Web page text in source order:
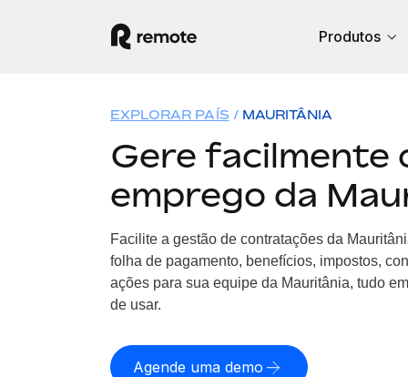
Produtos
EXPLORAR PAÍS MAURITÂNIA
Gere facilmente
emprego da
Facilite a gestão de contratações da
folha de pagamento, benefícios, impostos,
ações para sua equipe da Mauritânia, tudo
de usar.
Agende uma demo